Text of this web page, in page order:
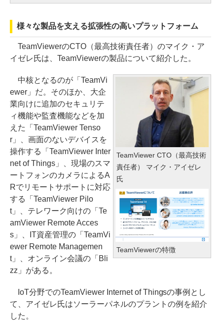
様々な製品を支える拡張性の高いプラットフォーム
TeamViewerのCTO（最高技術責任者）のマイク・ア
イゼレ氏は、TeamViewerの製品について紹介した。
TeamViewer CTO（最高技術
責任者） マイク・アイゼレ
氏
TeamViewerの特徴
中核となるのが「TeamVi
ewer」だ。そのほか、大企
業向けに追加のセキュリテ
ィ機能や監査機能などを加
えた「TeamViewer Tenso
r」、画面のないデバイスを
操作する「TeamViewer Inter
net of Things」、現場のスマ
ートフォンのカメラによるA
Rでリモートサポートに対応
する「TeamViewer Pilo
t」、テレワーク向けの「Te
amViewer Remote Acces
s」、IT資産管理の「TeamVi
ewer Remote Managemen
t」、オンライン会議の「Bli
zz」がある。
IoT分野でのTeamViewer Internet of Thingsの事例とし
て、アイゼレ氏はソーラーパネルのプラントの例を紹介
した。